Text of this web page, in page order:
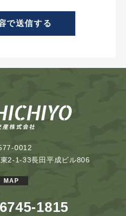
0012
2-1-33長田平成ビル806
MAP
1815